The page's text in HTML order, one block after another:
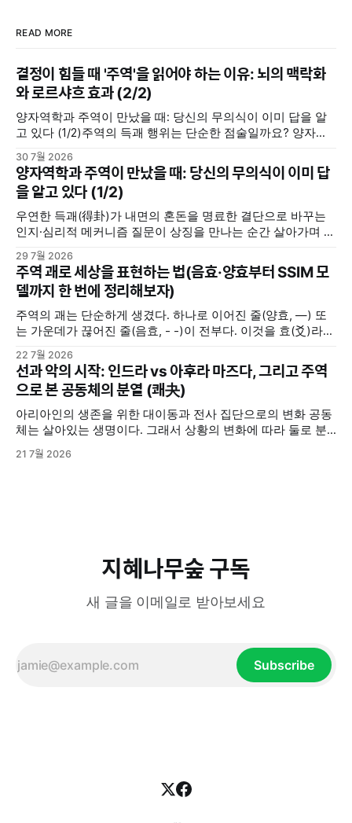
READ MORE
결정이 힘들 때 '주역'을 읽어야 하는 이유: 뇌의 맥락화
와 로르샤흐 효과 (2/2)
양자역학과 주역이 만났을 때: 당신의 무의식이 이미 답을 알
고 있다 (1/2)주역의 득괘 행위는 단순한 점술일까요? 양자역
학의 중첩 및 관측 효과, 그리고 칼 융의 동시성 개념을 통해 내
면의 모호한 고민을 명료한 결단으로 바꾸는 무의식의 인지·심
리적 메커니즘을 분석합니다.지혜나무숲지혜나무숲 (위 포스
팅에서 이어집니다) 우리 뇌는 주역괘를 어떻게 인지할까(맥
락화와 무의식의
30 7월 2026
양자역학과 주역이 만났을 때: 당신의 무의식이 이미 답
을 알고 있다 (1/2)
우연한 득괘(得卦)가 내면의 혼돈을 명료한 결단으로 바꾸는
인지·심리적 메커니즘 질문이 상징을 만나는 순간 살아가며 중
요한 선택의 갈림길에 서거나 해결하기 힘든 고민에 직면했을
때, 사람들은 저마다의 방식으로 답을 찾는다. 누군가는 주변
사람들로부터 조언을 구하고, 누군가는 독서를 통해서 길을 찾
기도 한다. 또 누군가는 명상을 하며, 또 누군가는 주역(周易)
29 7월 2026
주역 괘로 세상을 표현하는 법(음효·양효부터 SSIM 모
델까지 한 번에 정리해보자)
주역의 괘는 단순하게 생겼다. 하나로 이어진 줄(양효, —) 또
는 가운데가 끊어진 줄(음효, - -)이 전부다. 이것을 효(爻)라고
부른다. 음효와 양효는 세상의 모든 음과 양을 상징한다. 여자
와 남자, 하늘과 땅, 밤과 낮, 여름과 겨울 ... 세상에 존재하는
삼라만상의 모든 것들은 음과 양 2분법적으로 구분해볼 수 있
다. 그렇다고 음과 양이 언제나
22 7월 2026
선과 악의 시작: 인드라 vs 아후라 마즈다, 그리고 주역
으로 본 공동체의 분열 (쾌夬)
아리아인의 생존을 위한 대이동과 전사 집단으로의 변화 공동
체는 살아있는 생명이다. 그래서 상황의 변화에 따라 둘로 분
열되기도 하고, 분열된 두 그룹이 서로 대립 갈등하기도 한다.
기원전 2000년경, 중앙아시아 초원의 유목민이었던 아리아인
21 7월 2026
지혜나무숲 구독
새 글을 이메일로 받아보세요
Subscribe